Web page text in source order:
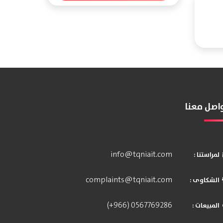
معنا
: لمراستنا info@tqniait.com
: الشكاوى complaints@tqniait.com
: المبيعات (+966) 0567769286